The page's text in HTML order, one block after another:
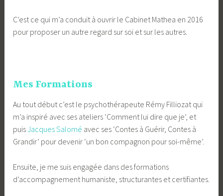
C’est ce qui m’a conduit à ouvrir le Cabinet Mathea en 2016
pour proposer un autre regard sur soi et sur les autres.
Mes Formations
Au tout début c’est le psychothérapeute Rémy Filliozat qui
m’a inspiré avec ses ateliers ‘Comment lui dire que je’, et
puisJacques Salomé avec ses ‘Contes à Guérir, Contes à
Grandir’ pour devenir ‘un bon compagnon pour soi-même’.
Ensuite, je me suis engagée dans des formations
d’accompagnement humaniste, structurantes et certifiantes.